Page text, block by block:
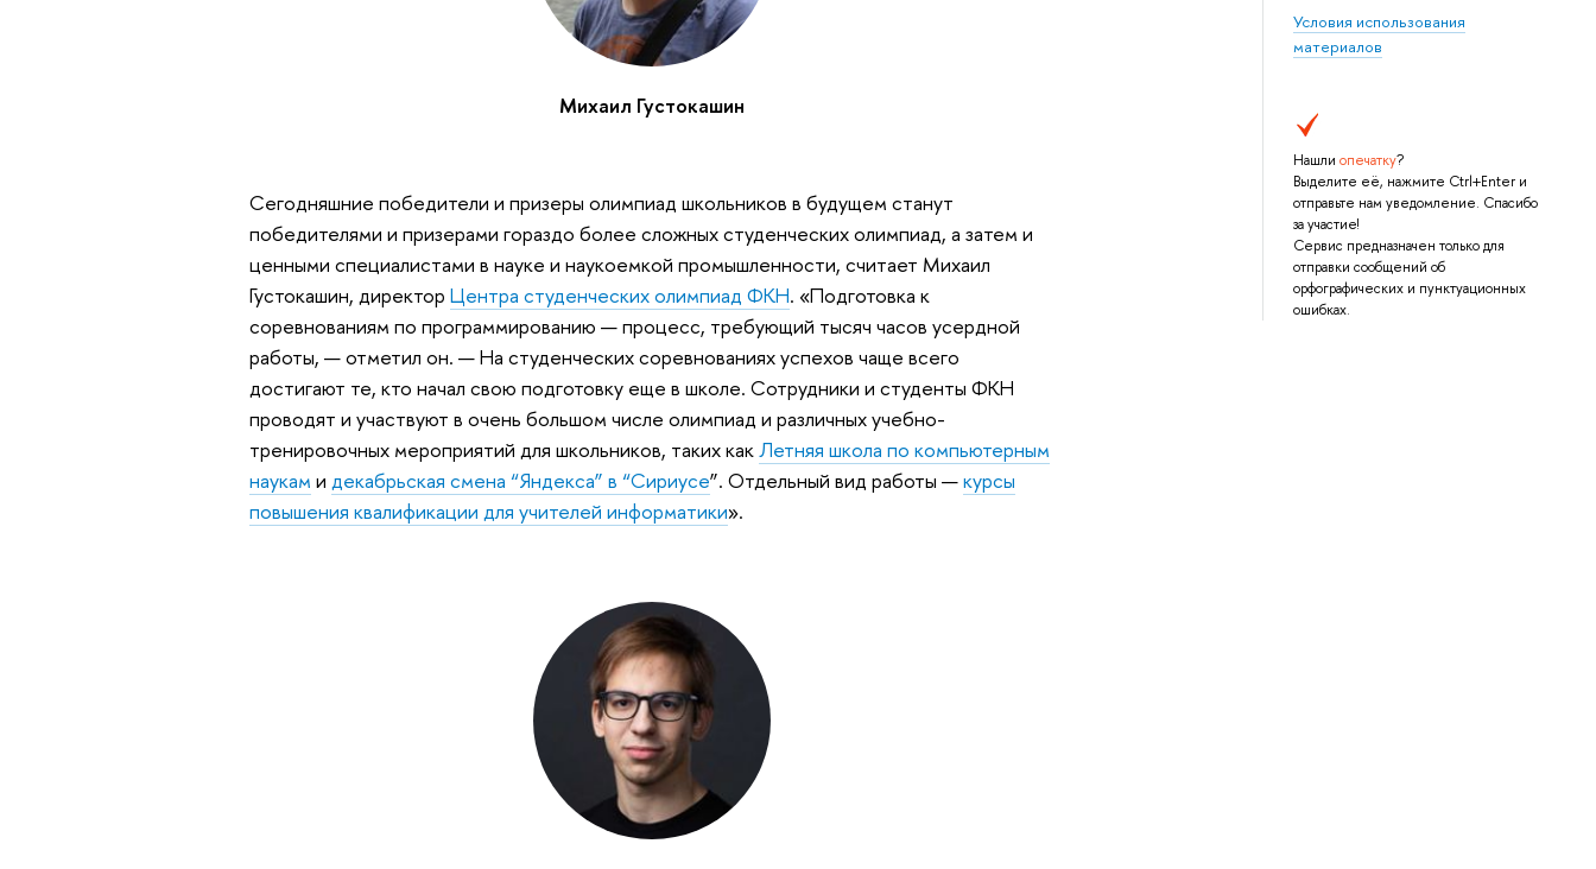
Условия использования
материалов
Нашли опечатку?
Выделите её, нажмите Ctrl+Enter и
отправьте нам уведомление. Спасибо
за участие!
Сервис предназначен только для
отправки сообщений об
орфографических и пунктуационных
ошибках.
Михаил Густокашин
Сегодняшние победители и призеры олимпиад школьников в будущем станут
победителями и призерами гораздо более сложных студенческих олимпиад, а затем и
ценными специалистами в науке и наукоемкой промышленности, считает Михаил
Густокашин, директор Центра студенческих олимпиад ФКН. «Подготовка к
соревнованиям по программированию — процесс, требующий тысяч часов усердной
работы, — отметил он. — На студенческих соревнованиях успехов чаще всего
достигают те, кто начал свою подготовку еще в школе. Сотрудники и студенты ФКН
проводят и участвуют в очень большом числе олимпиад и различных учебно-
тренировочных мероприятий для школьников, таких какЛетняя школа по компьютерным
наукам и декабрьская смена “Яндекса” в “Сириусе”. Отдельный вид работы —курсы
повышения квалификации для учителей информатики».